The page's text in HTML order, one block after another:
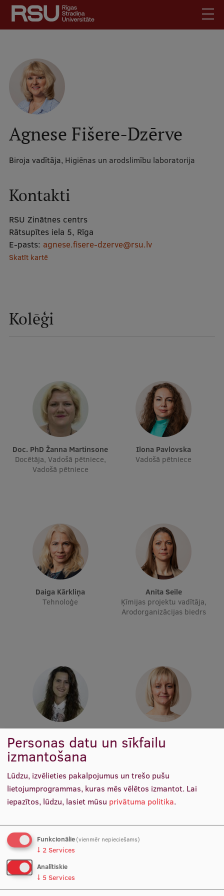
Pārlekt
galveno
saturu
Latviski
Meklēt Mobile
augšējā
izvēlne
Skolēniem
Studentiem
Darbiniekiem
Darba devējiem
Kontakti
Mobile
galvenā
Studiju iespējas
Maģistra studiju programmas
Doktorantūra
Praktiska informācija
Par RSU
Studentu dzīve
Mūsu cilvēki
Stratēģija
Struktūra
Vēsture un tradīcijas
Identitāte
Muzeji un ekspozīcijas
Ģerbonis
Projekti
Virtuālā tūre
Ilgtspējīga attīstība
Studiju un vides pieejamība
Dati par 2025. gadu
Mūžizglītība
Agnese Fišere-Dzērve
Biroja vadītāja, Higiēnas un arodslimību laboratorija
Kontakti
RSU Zinātnes centrs
Rātsupītes iela 5, Rīga
E-pasts: agnese.fisere-dzerve@rsu.lv
Skatīt kartē
Kolēģi
Doc. PhD Žanna Martinsone
Docētāja, Vadošā pētniece,
Vadošā pētniece
Ilona Pavlovska
Vadošā pētniece
Daiga Kārkliņa
Tehnoloģe
Anita Seile
Ķīmijas projektu vadītāja,
Arodorganizācijas biedrs
Pētniece
Pētniece
Linda Paegle
Pētniece
Personas datu un sīkfailu
izmantošana
Lūdzu, izvēlieties pakalpojumus un trešo pušu
lietojumprogrammas, kuras mēs vēlētos izmantot. Lai
iepazītos, lūdzu, lasiet mūsu privātuma politika.
Funkcionālie(vienmēr nepieciešams)
↓ 2 Services
Analītiskie
↓ 5 Services